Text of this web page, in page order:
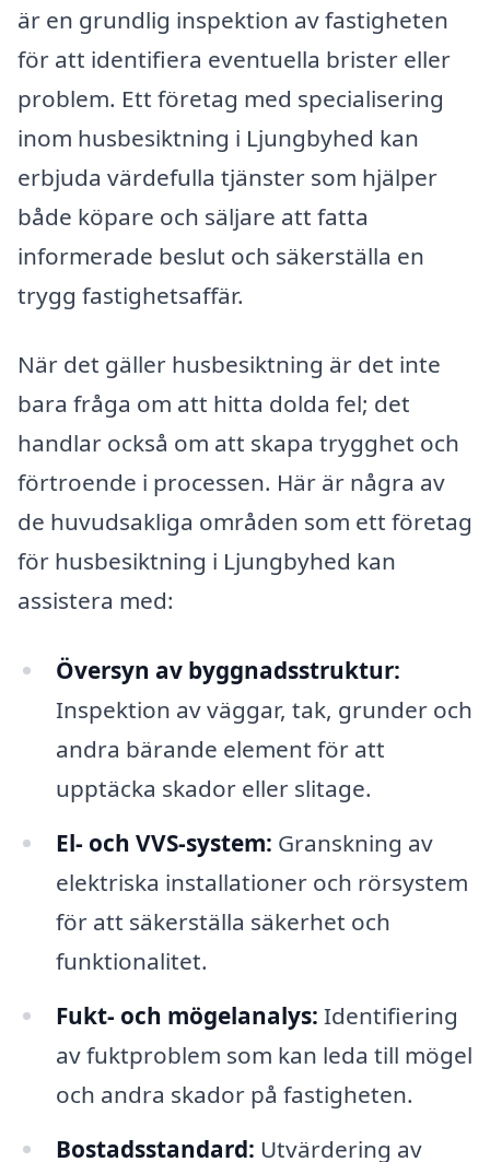
är en grundlig inspektion av fastigheten
för att identifiera eventuella brister eller
problem. Ett företag med specialisering
inom husbesiktning i Ljungbyhed kan
erbjuda värdefulla tjänster som hjälper
både köpare och säljare att fatta
informerade beslut och säkerställa en
trygg fastighetsaffär.
När det gäller husbesiktning är det inte
bara fråga om att hitta dolda fel; det
handlar också om att skapa trygghet och
förtroende i processen. Här är några av
de huvudsakliga områden som ett företag
för husbesiktning i Ljungbyhed kan
assistera med:
Översyn av byggnadsstruktur:
Inspektion av väggar, tak, grunder och
andra bärande element för att
upptäcka skador eller slitage.
El- och VVS-system: Granskning av
elektriska installationer och rörsystem
för att säkerställa säkerhet och
funktionalitet.
Fukt- och mögelanalys: Identifiering
av fuktproblem som kan leda till mögel
och andra skador på fastigheten.
Bostadsstandard: Utvärdering av